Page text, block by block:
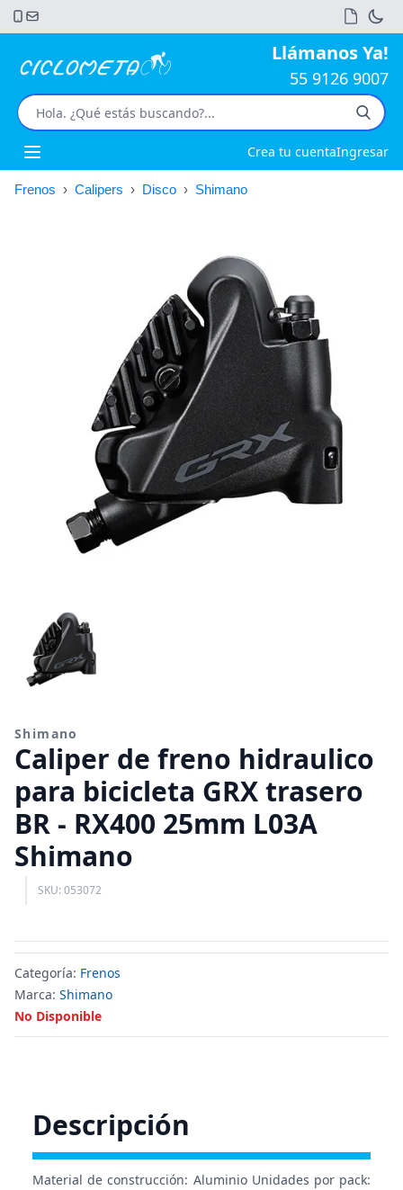
Llámanos Ya!
55 9126 9007
Open main menu Crea tu cuentaIngresar
Frenos › Calipers › Disco › Shimano
Shimano
Caliper de freno hidraulico
para bicicleta GRX trasero
BR - RX400 25mm L03A
Shimano
SKU: 053072
Categoría: Frenos
Marca: Shimano
No Disponible
Descripción
Material de construcción: Aluminio Unidades por pack: